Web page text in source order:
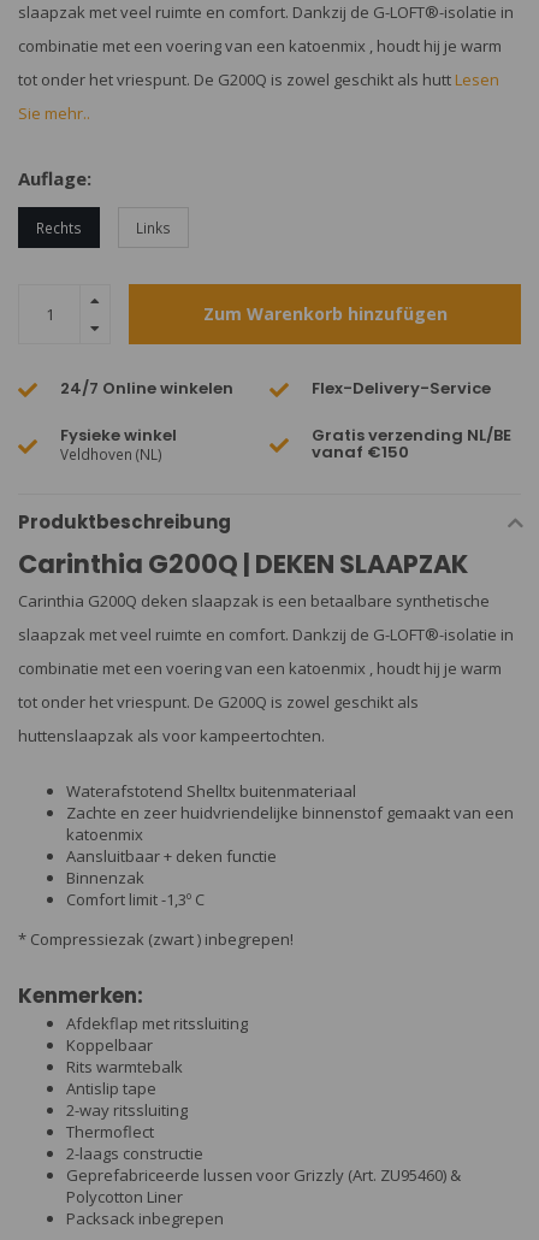
slaapzak met veel ruimte en comfort. Dankzij de G-LOFT®-isolatie in
combinatie met een voering van een katoenmix , houdt hij je warm
tot onder het vriespunt. De G200Q is zowel geschikt als hutt Lesen
Sie mehr..
Auflage:
Rechts Links
Zum Warenkorb hinzufügen
24/7 Online winkelen Flex-Delivery-Service
Fysieke winkel
Veldhoven (NL)
Gratis verzending NL/BE
vanaf €150
Produktbeschreibung
Carinthia G200Q | DEKEN SLAAPZAK
Carinthia G200Q deken slaapzak is een betaalbare synthetische
slaapzak met veel ruimte en comfort. Dankzij de G-LOFT®-isolatie in
combinatie met een voering van een katoenmix , houdt hij je warm
tot onder het vriespunt. De G200Q is zowel geschikt als
huttenslaapzak als voor kampeertochten.
Waterafstotend Shelltx buitenmateriaal
Zachte en zeer huidvriendelijke binnenstof gemaakt van een
katoenmix
Aansluitbaar + deken functie
Binnenzak
Comfort limit -1,3º C
* Compressiezak (zwart ) inbegrepen!
Kenmerken:
Afdekflap met ritssluiting
Koppelbaar
Rits warmtebalk
Antislip tape
2-way ritssluiting
Thermoflect
2-laags constructie
Geprefabriceerde lussen voor Grizzly (Art. ZU95460) &
Polycotton Liner
Packsack inbegrepen